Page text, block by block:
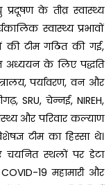
के तीव्र स्वास्थ्य
स्वास्थ्य प्रभावों
टीम गठित की गई,
अध्ययन के लिए पद्धति
पर्यावरण, वन और
SRU, चेन्नई, NIREH,
और परिवार कल्याण
टीम का हिस्सा थे।
स्थलों पर डेटा
19 महामारी और